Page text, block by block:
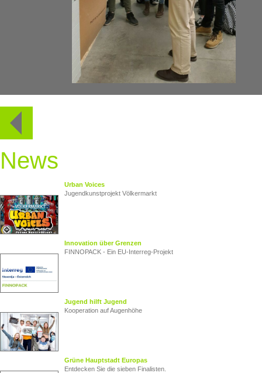
News
Urban Voices
Jugendkunstprojekt Völkermarkt
Innovation über Grenzen
FINNOPACK - Ein EU‑Interreg‑Projekt
Jugend hilft Jugend
Kooperation auf Augenhöhe
Grüne Hauptstadt Europas
Entdecken Sie die sieben Finalisten.